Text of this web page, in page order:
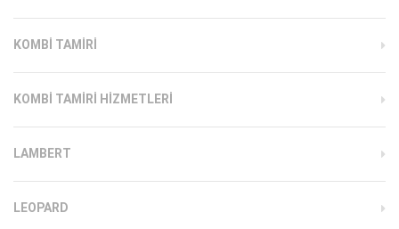
KOMBI TAMIRI
KOMBI TAMIRI HIZMETLERI
LAMBERT
LEOPARD